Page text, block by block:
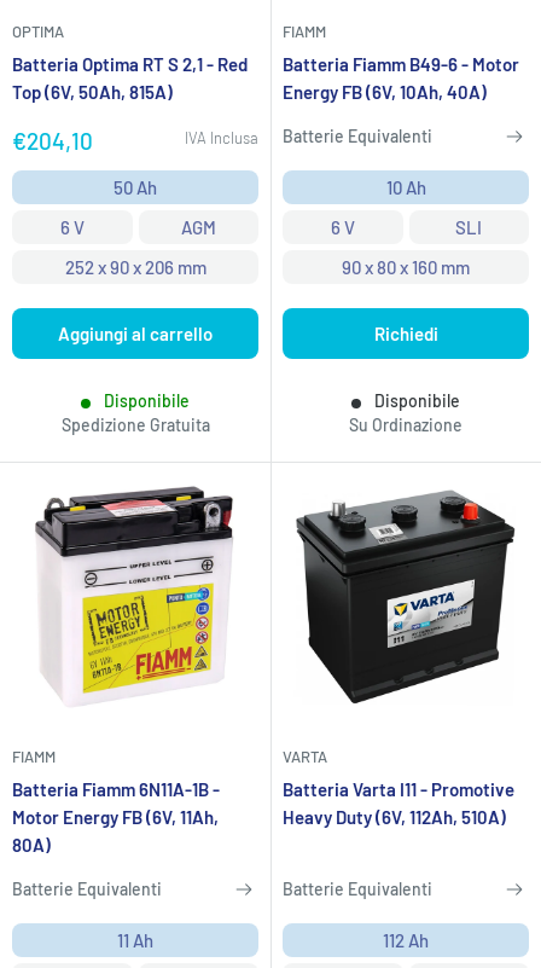
OPTIMA
Batteria Optima RT S 2,1 - Red
Top (6V, 50Ah, 815A)
Prezzo
€204,10 IVA Inclusa
50 Ah
6 V
AGM
252 x 90 x 206 mm
Aggiungi al carrello
Disponibile
Spedizione Gratuita
FIAMM
Batteria Fiamm B49-6 - Motor
Energy FB (6V, 10Ah, 40A)
Batterie Equivalenti
10 Ah
6 V
SLI
90 x 80 x 160 mm
Richiedi
Disponibile
Su Ordinazione
FIAMM
Batteria Fiamm 6N11A-1B -
Motor Energy FB (6V, 11Ah,
80A)
Batterie Equivalenti
11 Ah
VARTA
Batteria Varta I11 - Promotive
Heavy Duty (6V, 112Ah, 510A)
Batterie Equivalenti
112 Ah